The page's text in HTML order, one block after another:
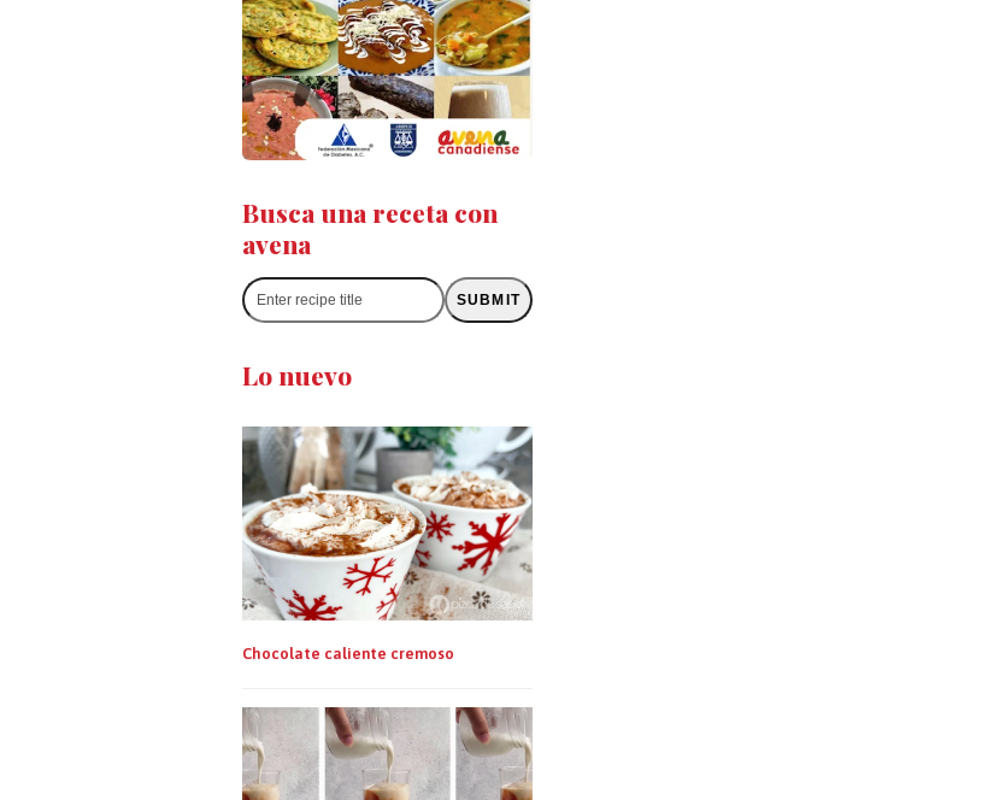
Busca una receta con
avena
Enter
recipe
SUBMIT
Lo nuevo
Chocolate caliente cremoso